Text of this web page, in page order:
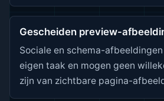
Gescheiden preview-
Sociale en schema-
eigen taak en mogen geen
zijn van zichtbare pagina-